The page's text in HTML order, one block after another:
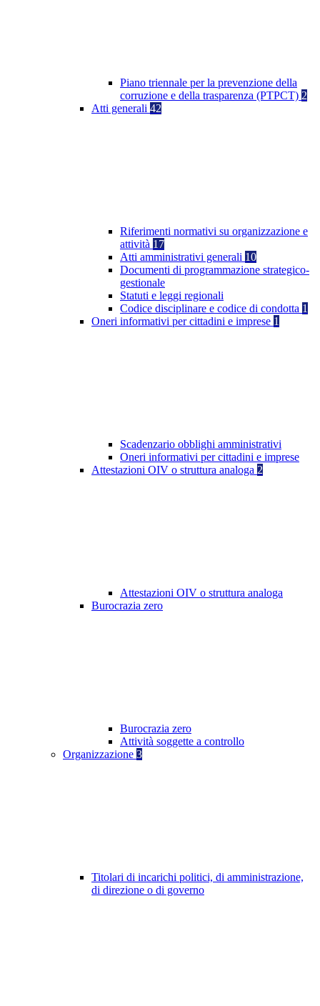
Piano triennale per la prevenzione della
corruzione e della trasparenza (PTPCT) 2
Atti generali 42
Riferimenti normativi su organizzazione e
attività 17
Atti amministrativi generali 10
Documenti di programmazione strategico-
gestionale
Statuti e leggi regionali
Codice disciplinare e codice di condotta 1
Oneri informativi per cittadini e imprese 1
Scadenzario obblighi amministrativi
Oneri informativi per cittadini e imprese
Attestazioni OIV o struttura analoga 2
Attestazioni OIV o struttura analoga
Burocrazia zero
Burocrazia zero
Attività soggette a controllo
Organizzazione 3
Titolari di incarichi politici, di amministrazione,
di direzione o di governo